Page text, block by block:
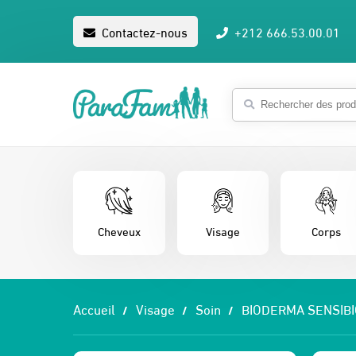
Contactez-nous +212 666.53.00.01
Cheveux Visage Corps
Accueil Visage Soin BIODERMA